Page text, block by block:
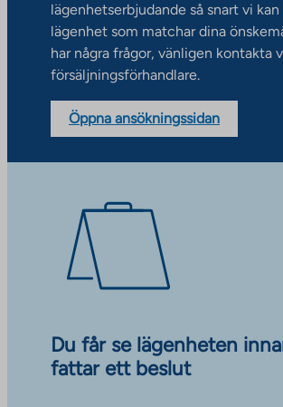
lägenhetserbjudande så snart vi
lägenhet som matchar dina
har några frågor, vänligen kontakta
försäljningsförhandlare.
Öppna ansökningssidan
Du får se lägenheten
fattar ett beslut